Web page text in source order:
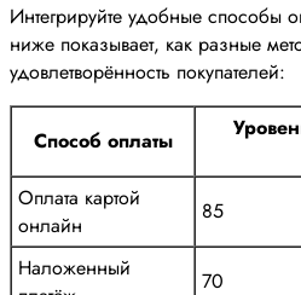
Интегрируйте удобные способы
ниже показывает, как разные
удовлетворённость покупателей:
Способ оплаты
Оплата картой
онлайн
85
Наложенный
70